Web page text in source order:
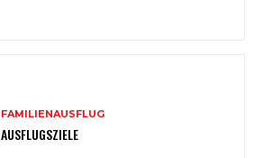
FAMILIENAUSFLUG
AUSFLUGSZIELE